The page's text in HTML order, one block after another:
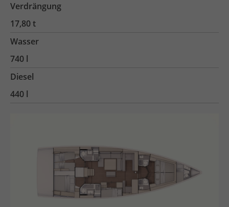
Verdrängung
17,80 t
Wasser
740 l
Diesel
440 l